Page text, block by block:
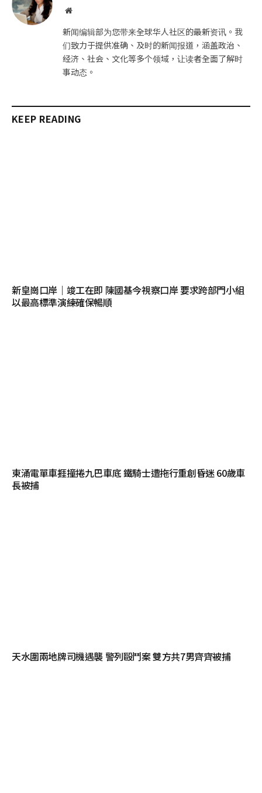
网
新闻编辑部为您带来全球华人社区的最新资讯。我
们致力于提供准确、及时的新闻报道，涵盖政治、
经济、社会、文化等多个领域，让读者全面了解时
事动态。
KEEP READING
新皇崗口岸｜竣工在即 陳國基今視察口岸 要求跨部門小組
以最高標準演練確保暢順
東涌電單車捱撞捲九巴車底 鐵騎士遭拖行重創昏迷 60歲車
長被捕
天水圍兩地牌司機遇襲 警列毆鬥案 雙方共7男齊齊被捕